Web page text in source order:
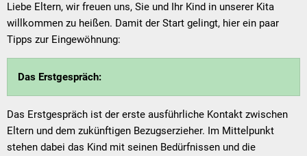
Livestream Sitzungen auf Youtube
Wahlergebnisse
Baugrundstücke
Straßenausbaupläne
Wiederkehrende Straßenausbaubeiträge
Gewerbe-Anmeldung/Ummeldung/
Gewerberegisterauskunft
Schutzhütten
Bücher-Shop
Anlegezeiten
Liebe Eltern, wir freuen uns, Sie und Ihr Kind in unserer Kita
willkommen zu heißen. Damit der Start gelingt, hier ein paar
Tipps zur Eingewöhnung:
Das Erstgespräch:
Das Erstgespräch ist der erste ausführliche Kontakt zwischen
Eltern und dem zukünftigen Bezugserzieher. Im Mittelpunkt
stehen dabei das Kind mit seinen Bedürfnissen und die